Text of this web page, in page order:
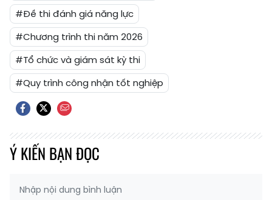
#Đề thi đánh giá năng lực
#Chương trình thi năm 2026
#Tổ chức và giám sát kỳ thi
#Quy trình công nhận tốt nghiệp
Ý KIẾN BẠN ĐỌC